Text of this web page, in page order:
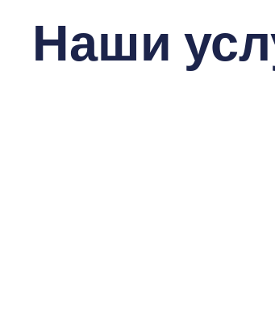
Наши